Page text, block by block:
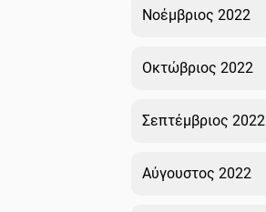
Νοέμβριος 2022
Οκτώβριος 2022
Σεπτέμβριος 2022
Αύγουστος 2022